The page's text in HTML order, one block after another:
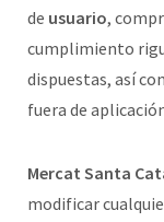
de usuario,
cumplimiento
dispuestas, así
fuera de
Mercat Santa
modificar